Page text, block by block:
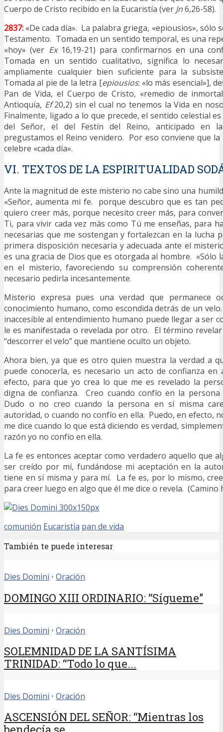
Cuerpo de Cristo recibido en la Eucaristía (ver Jn6,26-58).
2837: «De cada día». La palabra griega, «epiousios», sólo
Testamento. Tomada en un sentido temporal, es una
«hoy» (ver Ex16,19-21) para confirmarnos en una
Tomada en un sentido cualitativo, significa lo
ampliamente cualquier bien suficiente para la
Tomada al pie de la letra [epiousios: «lo más esencial»],
Pan de Vida, el Cuerpo de Cristo, «remedio de
Antioquía, Ef20,2) sin el cual no tenemos la Vida en
Finalmente, ligado a lo que precede, el sentido celestial
del Señor, el del Festín del Reino, anticipado en
pregustamos el Reino venidero. Por eso conviene que
celebre «cada día».
VI. TEXTOS DE LA ESPIRITUALIDAD
Ante la magnitud de este misterio no cabe sino una
«Señor, aumenta mi fe. porque descubro que es tan
quiero creer más, porque necesito creer más, para
Ti, para vivir cada vez más como Tú me enseñas, para
necesarias que me sostengan y fortalezcan en la lucha
primera disposición necesaria y adecuada ante el
es una gracia de Dios que es otorgada al hombre. «Sólo
en el misterio, favoreciendo su comprensión
necesario pedirla incesantemente.
Misterio expresa pues una verdad que permanece
conocimiento humano, como escondida detrás de un
inaccesible al entendimiento humano puede llegar a ser
le es manifestada o revelada por otro. El término
“descorrer el velo” que mantiene oculto un objeto.
Ahora bien, ya que es otro quien muestra la verdad a
puede conocerla, es necesario un acto de confianza
efecto, para que yo crea lo que me es revelado la
digna de confianza. Creo cuando confío en la
Dudo o no creo cuando la persona en sí misma
autoridad, o cuando no confío en ella. Puedo, en efecto,
me dice cuando lo que está diciendo es verdad,
razón yo no confío en ella.
La fe es entonces aceptar como verdadero aquello que
ser creído por mí, fundándose mi aceptación en la
tiene en sí misma y para mí. La fe es, por lo mismo,
para creer luego en algo que él me dice o revela. (Camino
comunión Eucaristía pan de vida
También te puede interesar
Dies Domini • Oración
DOMINGO XIII ORDINARIO: “Sígueme”
Dies Domini • Oración
SOLEMNIDAD DE LA SANTÍSIMA
TRINIDAD: “Todo lo que...
Dies Domini • Oración
ASCENSIÓN DEL SEÑOR: “Mientras los